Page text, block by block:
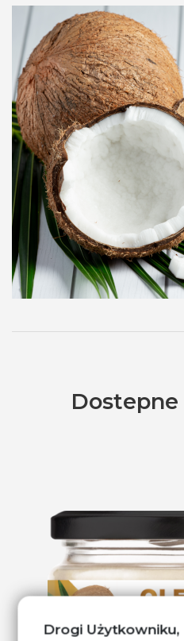
Drogi Użytkowniku,